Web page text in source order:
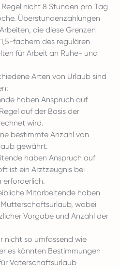
nicht 8 Stunden pro Tag
Überstundenzahlungen
die diese Grenzen
fachem des regulären
für Arbeit an Ruhe- und
Arten von Urlaub sind
haben Anspruch auf
auf der Basis der
wird.
bestimmte Anzahl von
gewährt.
haben Anspruch auf
ist ein Arztzeugnis bei
erforderlich.
Mitarbeitende haben
wobei
Vorgabe und Anzahl der
nicht so umfassend wie
es könnten Bestimmungen
Vaterschaftsurlaub